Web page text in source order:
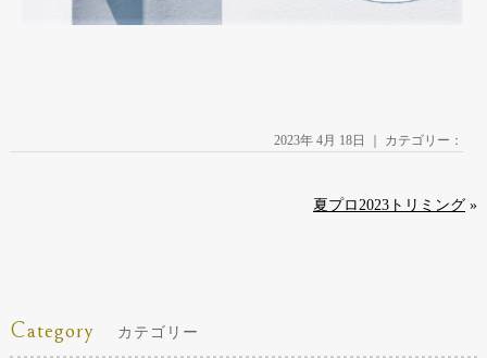
2023年 4月 18日 ｜ カテゴリー：
夏プロ2023トリミング »
Category カテゴリー